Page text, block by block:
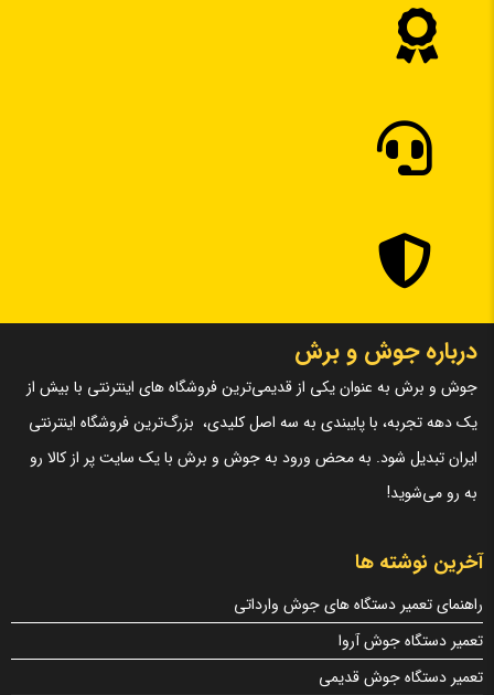
حاصل از جوشکاری داخل و بیرون شعله پوش جوشکاری را در برابر
گرما محافظت نموده و از شعله پوش و نازل و قطعات داخلی آن که
می نماید که در دو نوع پایه آب و پایه روغن قابل ارائه به صنعتگران
عزیز می باشد .
امتیاز شما
نام*
ذخیره نام، ایمیل و وبسایت من در مرورگر برای زمانی که دوباره
دیدگاهی می‌نویسم.
درباره جوش و برش
جوش و برش به عنوان یکی از قدیمی‌ترین فروشگاه های اینترنتی با بیش از
یک دهه تجربه، با پایبندی به سه اصل کلیدی، بزرگ‌ترین فروشگاه اینترنتی
ایران تبدیل شود. به محض ورود به جوش و برش با یک سایت پر از کالا رو
به رو می‌شوید!
آخرین نوشته ها
راهنمای تعمیر دستگاه های جوش وارداتی
تعمیر دستگاه جوش آروا
تعمیر دستگاه جوش قدیمی